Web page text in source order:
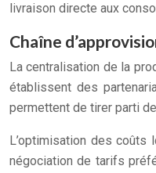
livraison directe aux
Chaîne
La centralisation de la
établissent des
permettent de tirer parti
L’optimisation des
négociation de tarifs